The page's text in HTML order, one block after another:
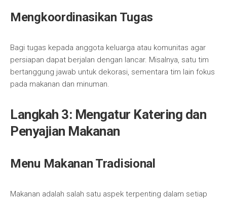
Mengkoordinasikan Tugas
Bagi tugas kepada anggota keluarga atau komunitas agar
persiapan dapat berjalan dengan lancar. Misalnya, satu tim
bertanggung jawab untuk dekorasi, sementara tim lain fokus
pada makanan dan minuman.
Langkah 3: Mengatur Katering dan
Penyajian Makanan
Menu Makanan Tradisional
Makanan adalah salah satu aspek terpenting dalam setiap